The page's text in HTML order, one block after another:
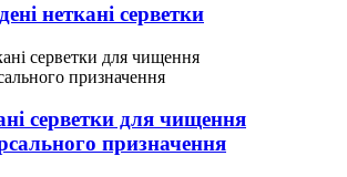
неткані серветки
серветки для чищення
призначення